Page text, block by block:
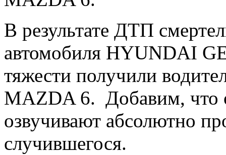
В результате ДТП
автомобиля HYUNDAI
тяжести получили
MAZDA 6. Добавим, что
озвучивают абсолютно
случившегося.